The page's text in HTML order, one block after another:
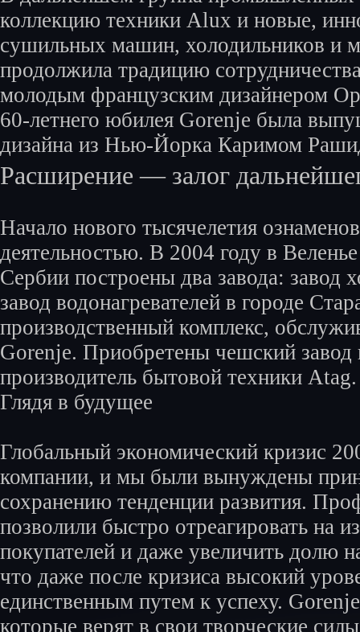
коллекцию техники Alux и новые,
сушильных машин, холодильников и
продолжила традицию
молодым французским дизайнером
60-летнего юбилея Gorenje была
дизайна из Нью-Йорка Каримом
Расширение — залог
Начало нового тысячелетия
деятельностью. В 2004 году в
Сербии построены два завода: завод
завод водонагревателей в городе
производственный комплекс,
Gorenje. Приобретены чешский
производитель бытовой техники Atag.
Глядя в будущее
Глобальный экономический кризис
компании, и мы были вынуждены
сохранению тенденции развития.
позволили быстро отреагировать на
покупателей и даже увеличить долю
что даже после кризиса высокий
единственным путем к успеху.
которые верят в свои творческие